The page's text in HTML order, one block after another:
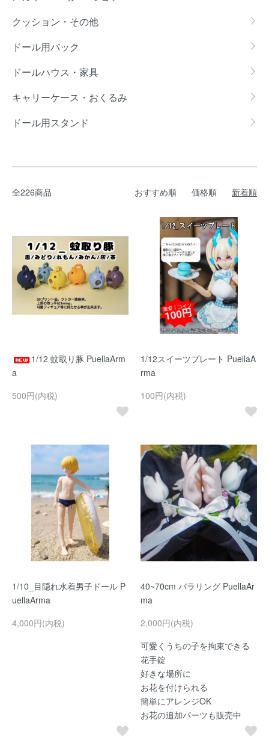
クッション・その他
ドール用バック
ドールハウス・家具
キャリーケース・おくるみ
ドール用スタンド
全226商品 おすすめ順 価格順 新着順
1/12 蚊取り豚 PuellaArm
a
500円(内税)
1/12スイーツプレート PuellaA
rma
100円(内税)
1/10_目隠れ水着男子ドール P
uellaArma
4,000円(内税)
40~70cm バラリング PuellaAr
ma
2,000円(内税)
可愛くうちの子を拘束できる
花手錠
好きな場所に
お花を付けられる
簡単にアレンジOK
お花の追加パーツも販売中